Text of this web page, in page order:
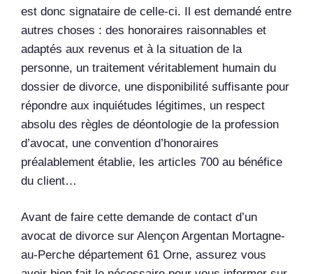
est donc signataire de celle-ci. Il est demandé entre
autres choses : des honoraires raisonnables et
adaptés aux revenus et à la situation de la
personne, un traitement véritablement humain du
dossier de divorce, une disponibilité suffisante pour
répondre aux inquiétudes légitimes, un respect
absolu des règles de déontologie de la profession
d’avocat, une convention d’honoraires
préalablement établie, les articles 700 au bénéfice
du client…
Avant de faire cette demande de contact d’un
avocat de divorce sur Alençon Argentan Mortagne-
au-Perche département 61 Orne, assurez vous